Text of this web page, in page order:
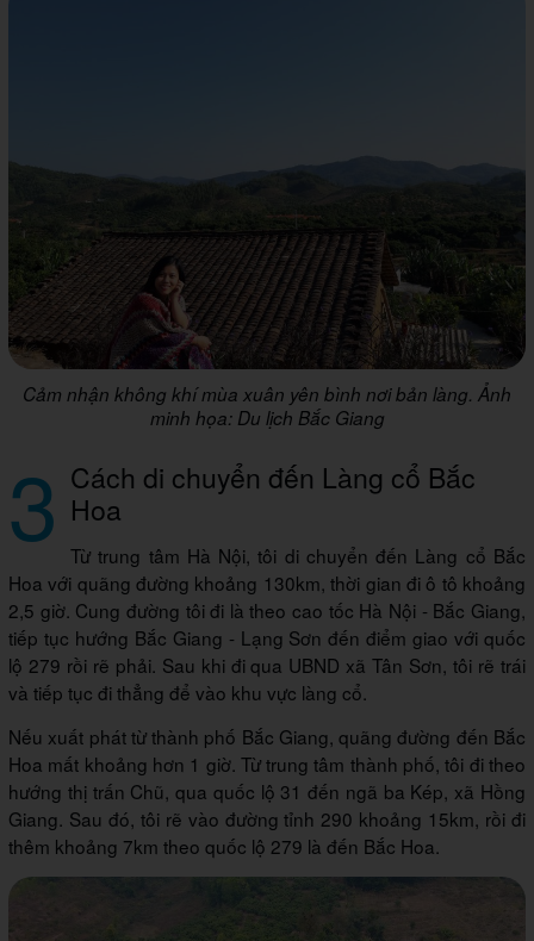
Cảm nhận không khí mùa xuân yên bình nơi bản làng. Ảnh
minh họa: Du lịch Bắc Giang
3 Cách di chuyển đến Làng cổ Bắc
Hoa
Từ trung tâm Hà Nội, tôi di chuyển đến Làng cổ Bắc
Hoa với quãng đường khoảng 130km, thời gian đi ô tô khoảng
2,5 giờ. Cung đường tôi đi là theo cao tốc Hà Nội - Bắc Giang,
tiếp tục hướng Bắc Giang - Lạng Sơn đến điểm giao với quốc
lộ 279 rồi rẽ phải. Sau khi đi qua UBND xã Tân Sơn, tôi rẽ trái
và tiếp tục đi thẳng để vào khu vực làng cổ.
Nếu xuất phát từ thành phố Bắc Giang, quãng đường đến Bắc
Hoa mất khoảng hơn 1 giờ. Từ trung tâm thành phố, tôi đi theo
hướng thị trấn Chũ, qua quốc lộ 31 đến ngã ba Kép, xã Hồng
Giang. Sau đó, tôi rẽ vào đường tỉnh 290 khoảng 15km, rồi đi
thêm khoảng 7km theo quốc lộ 279 là đến Bắc Hoa.